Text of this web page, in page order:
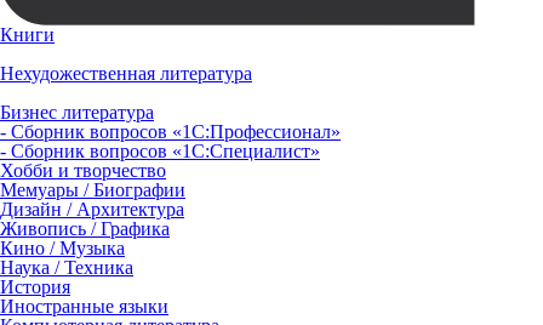
Книги
Нехудожественная литература
Бизнес литература
- Сборник вопросов «1С:Профессионал»
- Сборник вопросов «1С:Специалист»
Хобби и творчество
Мемуары / Биографии
Дизайн / Архитектура
Живопись / Графика
Кино / Музыка
Наука / Техника
История
Иностранные языки